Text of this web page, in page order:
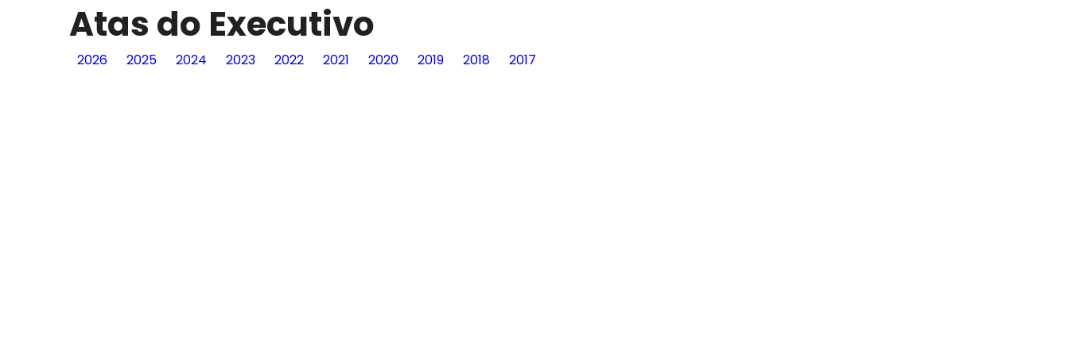
Atas do Executivo
2026 2025 2024 2023 2022 2021 2020 2019 2018 2017